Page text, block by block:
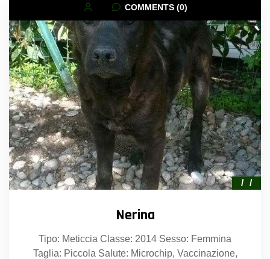
COMMENTS (0)
Nerina
Tipo: Meticcia Classe: 2014 Sesso: Femmina
Taglia: Piccola Salute: Microchip, Vaccinazione,